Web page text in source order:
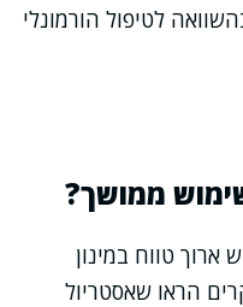
לטיפול הורמונלי
ממושך?
טווח במינון
הראו שאסטריול